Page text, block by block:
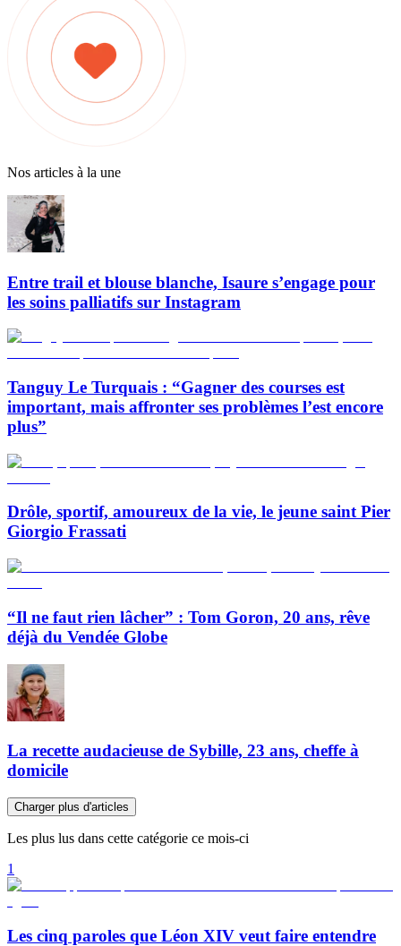
Nos articles à la une
Entre trail et blouse blanche, Isaure s’engage pour
les soins palliatifs sur Instagram
Tanguy Le Turquais : “Gagner des courses est
important, mais affronter ses problèmes l’est encore
plus”
Drôle, sportif, amoureux de la vie, le jeune saint Pier
Giorgio Frassati
“Il ne faut rien lâcher” : Tom Goron, 20 ans, rêve
déjà du Vendée Globe
La recette audacieuse de Sybille, 23 ans, cheffe à
domicile
Charger plus d'articles
Les plus lus dans cette catégorie ce mois-ci
1
Les cinq paroles que Léon XIV veut faire entendre